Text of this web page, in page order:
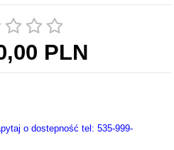
PLN
o dostepność tel: 535-999-